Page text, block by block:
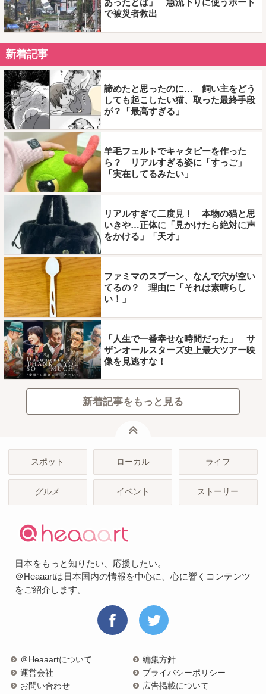
あったとは」 急流下りに使うボート
で被災者救出
新着記事
諦めたと思ったのに… 飼い主をどう
しても起こしたい猫、取った最終手段
が？「最高すぎる」
羊毛フェルトでキャタピーを作った
ら？ リアルすぎる姿に「すっご」
「実在してるみたい」
リアルすぎて二度見！ 本物の猫と思
いきや…正体に「見かけたら絶対に声
をかける」「天才」
ファミマのスプーン、なんで穴が空い
てるの？ 理由に「それは素晴らし
い！」
「人生で一番幸せな時間だった」 サ
ザンオールスターズ史上最大ツアー映
像を見逃すな！
新着記事をもっと見る
スポット ローカル ライフ
グルメ イベント ストーリー
日本をもっと知りたい、応援したい。
＠Heaaartは日本国内の情報を中心に、心に響くコンテンツ
をご紹介します。
＠Heaaartについて
編集方針
運営会社
プライバシーポリシー
お問い合わせ
広告掲載について